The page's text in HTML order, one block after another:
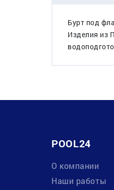
Бурт под
Изделия из
POOL24
О компании
Наши работы